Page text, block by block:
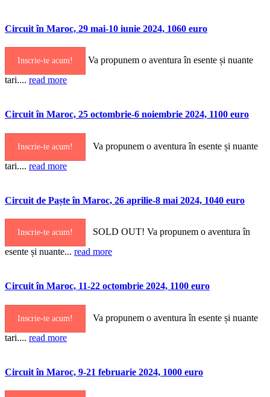
Circuit în Maroc, 29 mai-10 iunie 2024, 1060 euro
Inscrie-te acum!
Va propunem o aventura în esente și nuante
tari.... read more
Circuit în Maroc, 25 octombrie-6 noiembrie 2024, 1100 euro
Inscrie-te acum!
Va propunem o aventura în esente și nuante
tari.... read more
Circuit de Paște în Maroc, 26 aprilie-8 mai 2024, 1040 euro
Inscrie-te acum!
SOLD OUT! Va propunem o aventura în
esente și nuante... read more
Circuit în Maroc, 11-22 octombrie 2024, 1100 euro
Inscrie-te acum!
Va propunem o aventura în esente și nuante
tari.... read more
Circuit în Maroc, 9-21 februarie 2024, 1000 euro